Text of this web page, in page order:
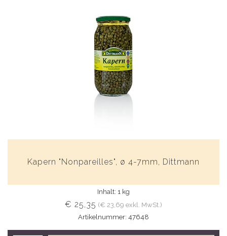
Kapern "Nonpareilles", ø 4-7mm, Dittmann
Inhalt: 1 kg
€ 25,35 (€ 23,69 exkl. MwSt.)
Artikelnummer: 47648